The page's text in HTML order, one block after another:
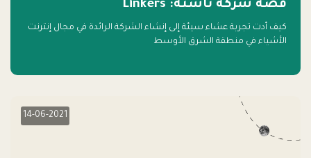
قصة شركة ناشئة: Linkers
كيف أدت تجربة عشاء سيئة إلى إنشاء الشركة الرائدة في مجال إنترنت
الأشياء في منطقة الشرق الأوسط
14-06-2021